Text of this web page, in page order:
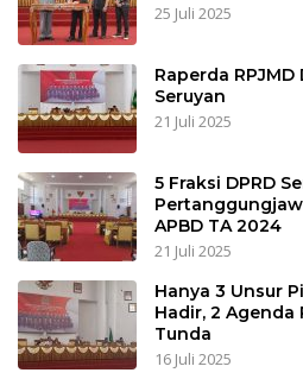
25 Juli 2025
Raperda RPJMD
Seruyan
21 Juli 2025
5 Fraksi DPRD
APBD TA 2024
21 Juli 2025
Hanya 3 Unsur
Hadir, 2 Agenda
Tunda
16 Juli 2025